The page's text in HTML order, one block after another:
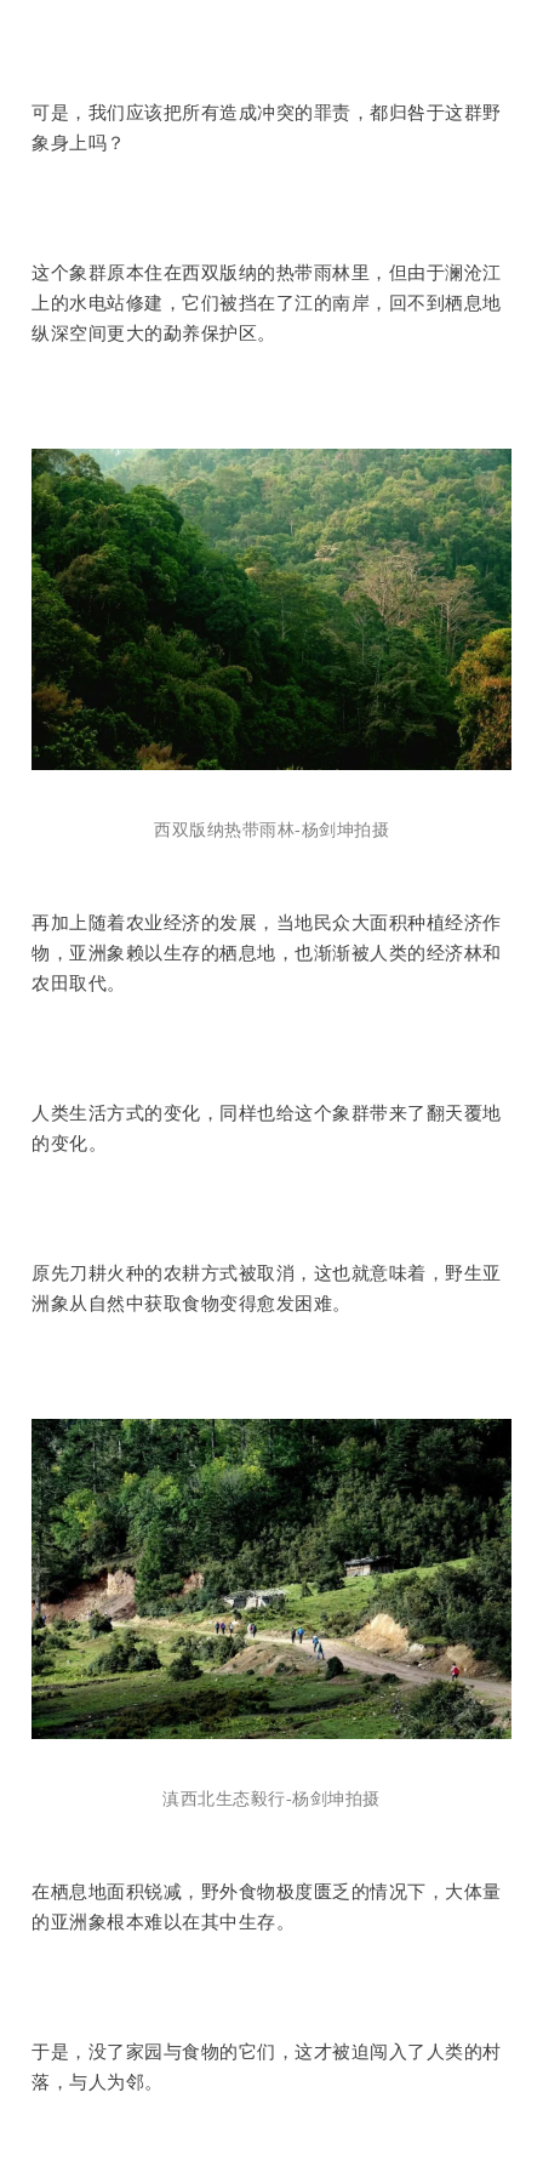
可是，我们应该把所有造成冲突的罪责，都归咎于这群野
象身上吗？
这个象群原本住在西双版纳的热带雨林里，但由于澜沧江
上的水电站修建，它们被挡在了江的南岸，回不到栖息地
纵深空间更大的勐养保护区。
西双版纳热带雨林-杨剑坤拍摄
再加上随着农业经济的发展，当地民众大面积种植经济作
物，亚洲象赖以生存的栖息地，也渐渐被人类的经济林和
农田取代。
人类生活方式的变化，同样也给这个象群带来了翻天覆地
的变化。
原先刀耕火种的农耕方式被取消，这也就意味着，野生亚
洲象从自然中获取食物变得愈发困难。
滇西北生态毅行-杨剑坤拍摄
在栖息地面积锐减，野外食物极度匮乏的情况下，大体量
的亚洲象根本难以在其中生存。
于是，没了家园与食物的它们，这才被迫闯入了人类的村
落，与人为邻。